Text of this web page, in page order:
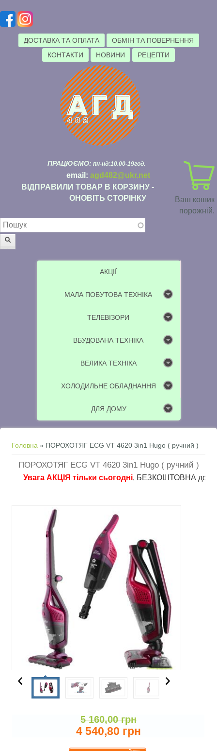
ДОСТАВКА ТА ОПЛАТА
ОБМІН ТА ПОВЕРНЕННЯ
КОНТАКТИ
НОВИНИ РЕЦЕПТИ
Ваш кошик
порожній.
ПРАЦЮЄМО: пн-нд:10.00-19год.
email: agd482@ukr.net
ВІДПРАВИЛИ ТОВАР В КОРЗИНУ -
ОНОВІТЬ СТОРІНКУ
Пошукова форма
АКЦІЇ
МАЛА ПОБУТОВА ТЕХНІКА
ТЕЛЕВІЗОРИ
ВБУДОВАНА ТЕХНІКА
ВЕЛИКА ТЕХНІКА
ХОЛОДИЛЬНЕ ОБЛАДНАННЯ
ДЛЯ ДОМУ
Ви є тут
Головна » ПОРОХОТЯГ ECG VT 4620 3in1 Hugo ( ручний )
ПОРОХОТЯГ ECG VT 4620 3in1 Hugo ( ручний )
Увага АКЦІЯ тільки сьогодні, БЕЗКОШТОВНА доставка
5 160,00 грн
4 540,80 грн